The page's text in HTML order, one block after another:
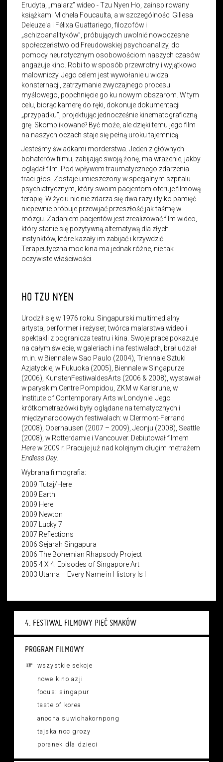
4. FESTIWAL FILMOWY PIĘĆ SMAKÓW
PROGRAM FILMOWY
wszystkie sekcje
nowe kino azji
focus: singapur
taste of korea
anocha suwichakornpong
tajska noc grozy
poranek dla dzieci
Erudyta, „malarz” wideo - Tzu Nyen Ho, zainspirowany
książkami Michela Foucaulta, a w szczególności Gillesa
Deleuze'a i Félixa Guattariego, filozofów i
„schizoanalityków”, próbujących uwolnić nowoczesne
społeczeństwo od Freudowskiej psychoanalizy, do
pomocy neurotycznym osobowościom naszych czasów
angażuje kino. Robi to w sposób przewrotny i wyjątkowo
malowniczy. Jego celem jest wywołanie u widza
konsternacji, zatrzymanie zwyczajnego procesu
myślowego, popchnięcie go ku nowym obszarom. W tym
celu, biorąc kamerę do ręki, dokonuje dokumentacji
„przypadku”, projektując jednocześnie kinematograficzną
grę. Skomplikowane? Być może, ale dzięki temu jego film
na naszych oczach staje się pełną uroku tajemnicą.
Jesteśmy świadkami morderstwa. Jeden z głównych
bohaterów filmu, zabijając swoją żonę, ma wrażenie, jakby
oglądał film. Pod wpływem traumatycznego zdarzenia
traci głos. Zostaje umieszczony w specjalnym szpitalu
psychiatrycznym, który swoim pacjentom oferuje filmową
terapię. W życiu nic nie zdarza się dwa razy i tylko pamięć
niepewnie próbuje przewijać przeszłość jak taśmę w
mózgu. Zadaniem pacjentów jest zrealizować film wideo,
który stanie się pozytywną alternatywą dla złych
instynktów, które kazały im zabijać i krzywdzić.
Terapeutyczna moc kina ma jednak różne, nie tak
oczywiste właściwości.
HO TZU NYEN
Urodził się w 1976 roku. Singapurski multimedialny
artysta, performer i reżyser, twórca malarstwa wideo i
spektakli z pogranicza teatru i kina. Swoje prace pokazuje
na całym świecie, w galeriach i na festiwalach, brał udział
m.in. w Biennale w Sao Paulo (2004), Triennale Sztuki
Azjatyckiej w Fukuoka (2005), Biennale w Singapurze
(2006), KunstenFestiwaldesArts (2006 & 2008), wystawiał
w paryskim Centre Pompidou, ZKM w Karlsruhe, w
Institute of Contemporary Arts w Londynie. Jego
krótkometrażówki były oglądane na tematycznych i
międzynarodowych festiwalach: w Clermont-Ferrand
(2008), Oberhausen (2007 – 2009), Jeonju (2008), Seattle
(2008), w Rotterdamie i Vancouver. Debiutował filmem
Herew 2009 r. Pracuje już nad kolejnym długim metrażem
Endless Day.
Wybrana filmografia:
2009 Tutaj/Here
2009 Earth
2009 Here
2009 Newton
2007 Lucky 7
2007 Reflections
2006 Sejarah Singapura
2006 The Bohemian Rhapsody Project
2005 4 X 4: Episodes of Singapore Art
2003 Utama – Every Name in History Is I